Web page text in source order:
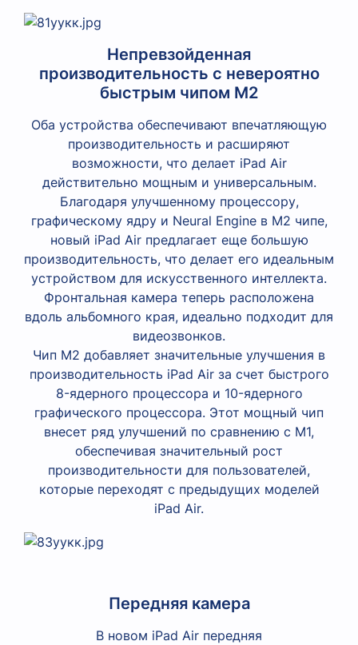
Непревзойденная
производительность с невероятно
быстрым чипом М2
Оба устройства обеспечивают впечатляющую
производительность и расширяют
возможности, что делает iPad Air
действительно мощным и универсальным.
Благодаря улучшенному процессору,
графическому ядру и Neural Engine в M2 чипе,
новый iPad Air предлагает еще большую
производительность, что делает его идеальным
устройством для искусственного интеллекта.
Фронтальная камера теперь расположена
вдоль альбомного края, идеально подходит для
видеозвонков.
Чип M2 добавляет значительные улучшения в
производительность iPad Air за счет быстрого
8-ядерного процессора и 10-ядерного
графического процессора. Этот мощный чип
внесет ряд улучшений по сравнению с M1,
обеспечивая значительный рост
производительности для пользователей,
которые переходят с предыдущих моделей
iPad Air.
Передняя камера
В новом iPad Air передняя